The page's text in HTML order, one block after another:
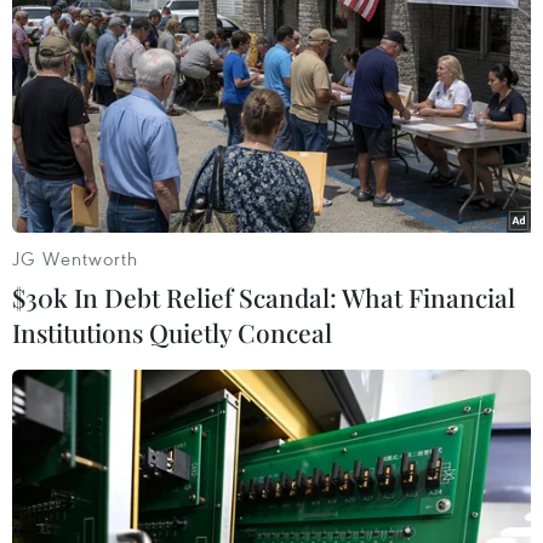
Nước thải từ máy bay có
thể giúp phát hiện sớm
nguy cơ đại dịch
06/08/2026 22:30
Tây Ban Nha: 100 người
thiệt mạng trong vụ vượt
biển ồ ạt vào Ceuta
06/08/2026 16:03
Đức tuyên án chung thân
đối tượng gây vụ lao xe vào
đám đông ở Munich
06/08/2026 15:57
Italy và Hy Lạp trở thành
điểm nóng của virus Tây
sông Nile
06/08/2026 13:24
JG Wentworth
$30k In Debt Relief Scandal: What Financial
Institutions Quietly Conceal